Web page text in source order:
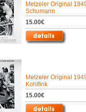
Metzeler Original
Schumann
15.00€
Metzeler Original
Kohlfink
15.00€